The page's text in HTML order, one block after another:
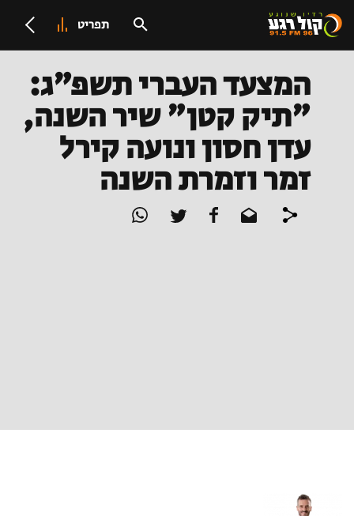
תפריט
המצעד העברי תשפ"ג:
"תיק קטן" שיר השנה,
עדן חסון ונועה קירל
זמר וזמרת השנה